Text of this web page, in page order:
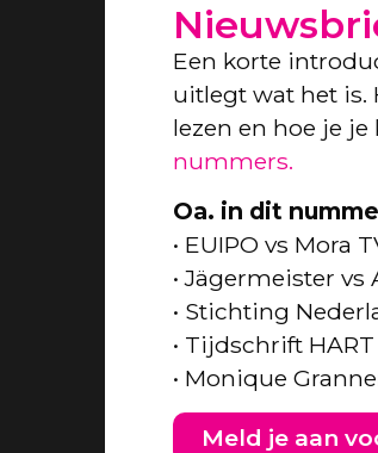
Een korte
uitlegt wat het is.
lezen en hoe je
nummers.
Oa. in dit
• EUIPO vs Mora
• Jägermeister
• Stichting
• Tijdschrift
• Monique
Meld je aan